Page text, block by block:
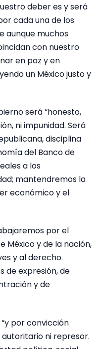
deber es y será
cada una de los
aunque muchos
con nuestro
en paz y en
un México justo y
será “honesto,
ni impunidad. Será
disciplina
del Banco de
a los
mantendremos la
económico y el
por el
México y de la nación,
y al derecho.
de expresión, de
y de
por convicción
ni represor.